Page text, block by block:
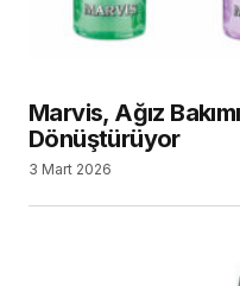
Marvis, Ağız
Dönüştürüyor
3 Mart 2026